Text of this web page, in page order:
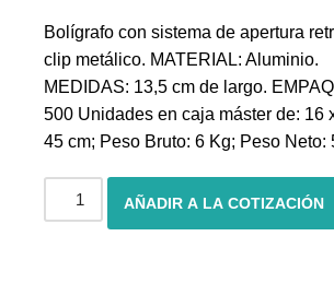
Bolígrafo con sistema de apertura
clip metálico. MATERIAL: Aluminio.
MEDIDAS: 13,5 cm de largo.
500 Unidades en caja máster de: 16
45 cm; Peso Bruto: 6 Kg; Peso Neto:
AÑADIR A LA COTIZACIÓN